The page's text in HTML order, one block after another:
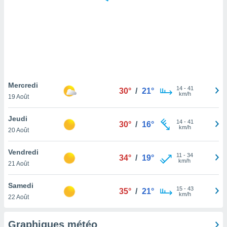
notre
que
et que
Mercredi
19 Août
30° / 21° 14- 41
km/h
Jeudi
20 Août
30° / 16° 14- 41
km/h
Vendredi
21 Août
34° / 19° 11 - 34
km/h
Samedi
22 Août
35° / 21° 15- 43
km/h
Graphiques météo